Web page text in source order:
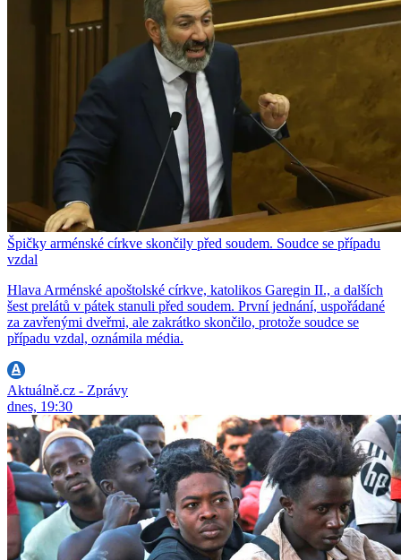
Špičky arménské církve skončily před soudem. Soudce se případu
vzdal
Hlava Arménské apoštolské církve, katolikos Garegin II., a dalších
šest prelátů v pátek stanuli před soudem. První jednání, uspořádané
za zavřenými dveřmi, ale zakrátko skončilo, protože soudce se
případu vzdal, oznámila média.
Aktuálně.cz - Zprávy
dnes, 19:30